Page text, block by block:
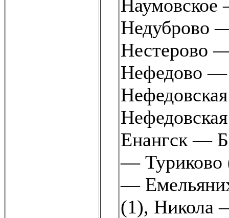
Недуброво
Нестерово
Нефедово —
Енангск —
— Туриково
—
(1), Никола